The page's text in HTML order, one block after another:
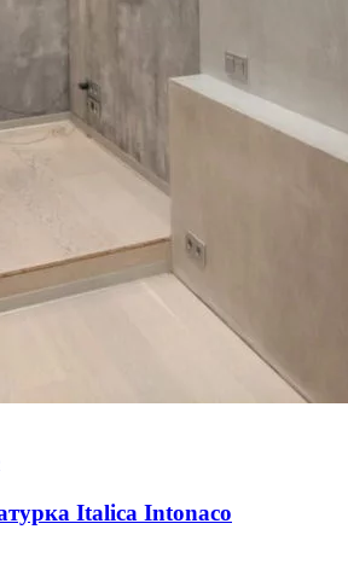
Italica Intonaco